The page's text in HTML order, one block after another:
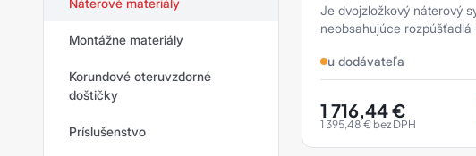
siachrome
sianet
siapad
Náterové materiály
Montážne materiály
Korundové oteruvzdorné
doštičky
Príslušenstvo
Je dvojzložkový náterový
neobsahujúce rozpúšťadlá
nekovových povrchov pri
u dodávateľa
1 716,44€
1 395,48€ bez DPH